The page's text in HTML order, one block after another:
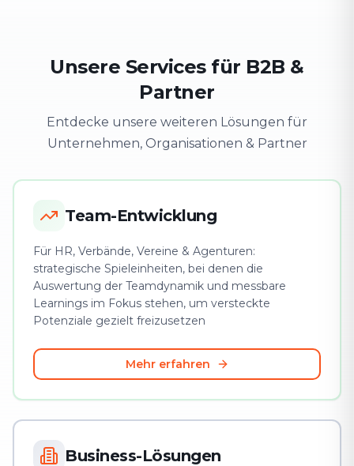
Unsere Services für B2B &
Partner
Entdecke unsere weiteren Lösungen für
Unternehmen, Organisationen & Partner
Team-Entwicklung
Für HR, Verbände, Vereine & Agenturen:
strategische Spieleinheiten, bei denen die
Auswertung der Teamdynamik und messbare
Learnings im Fokus stehen, um versteckte
Potenziale gezielt freizusetzen
Mehr erfahren
Business-Lösungen